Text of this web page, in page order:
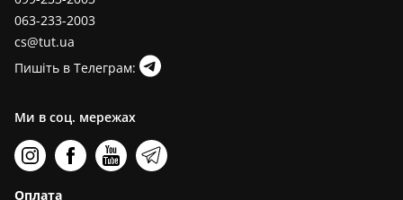
063-233-2003
cs@tut.ua
Пишіть в Телеграм:
Ми в соц. мережах
Оплата